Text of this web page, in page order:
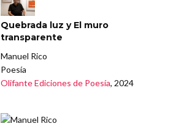
Quebrada luz y El muro
transparente
Manuel Rico
Poesía
Olifante Ediciones de Poesía, 2024